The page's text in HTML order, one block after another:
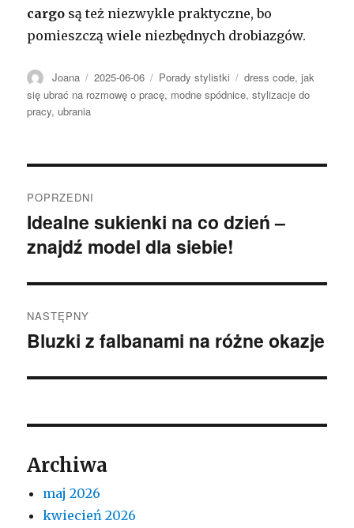
cargo są też niezwykle praktyczne, bo
pomieszczą wiele niezbędnych drobiazgów.
Autor
Joana Opublikowano
2025-06-06 Kategorie
Porady stylistki Tagi
dress code,jak
się ubrać na rozmowę o pracę, modne spódnice,stylizacje do
pracy, ubrania
wpisu
POPRZEDNI
Poprzedni
wpis:
Idealne sukienki na co dzień –
znajdź model dla siebie!
NASTĘPNY
Następny
Bluzki z falbanami na różne okazje
Archiwa
maj 2026
kwiecień 2026